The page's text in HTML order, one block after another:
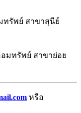
ทรัพย์ สาขาสุนีย์
อมทรัพย์ สาขาย่อย
หรือ